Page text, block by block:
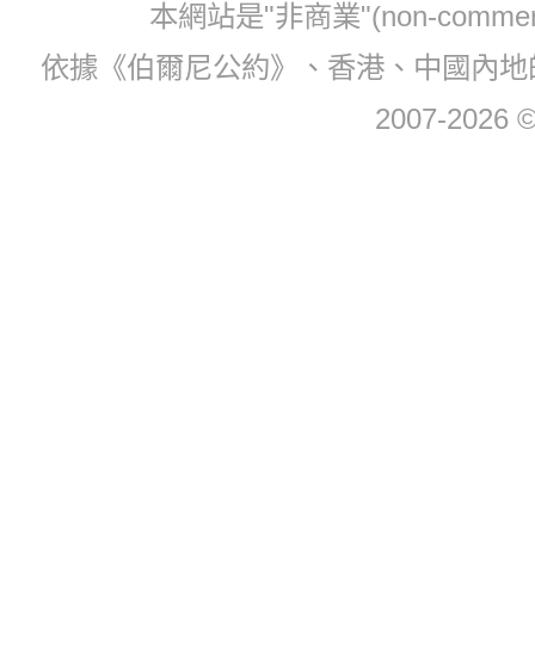
本網站是"非商業"(non-
依據《伯爾尼公約》、香港、中國內
2007-2026